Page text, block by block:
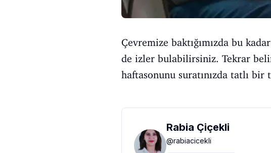
Çevremize baktığımızda bu
de izler bulabilirsiniz. Tekrar
haftasonunu suratınızda tatlı
Rabia Çiçekli
@rabiacicekli